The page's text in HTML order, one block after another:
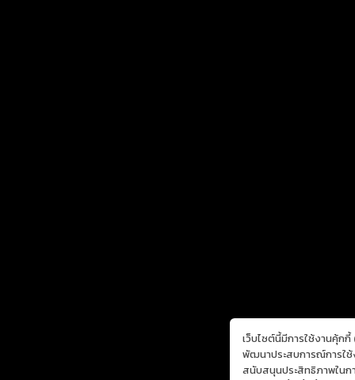
เว็บไซต์นี้มีการใช้งานคุ้ก
พัฒนาประสบการณ์การใช้
สนับสนุนประสิทธิภาพในก